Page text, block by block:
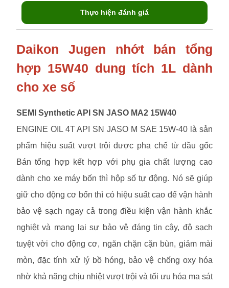
Thực hiện đánh giá
Daikon Jugen nhớt bán tổng
hợp 15W40 dung tích 1L dành
cho xe số
SEMI Synthetic API SN JASO MA2 15W40
ENGINE OIL 4T API SN JASO M SAE 15W-40 là sản
phẩm hiệu suất vượt trội được pha chế từ dầu gốc
Bán tổng hợp kết hợp với phụ gia chất lượng cao
dành cho xe máy bốn thì hộp số tự động. Nó sẽ giúp
giữ cho động cơ bốn thì có hiệu suất cao để vận hành
bảo vệ sạch ngay cả trong điều kiện vận hành khắc
nghiệt và mang lại sự bảo vệ đáng tin cậy, độ sạch
tuyệt vời cho động cơ, ngăn chặn cặn bùn, giảm mài
mòn, đặc tính xử lý bồ hóng, bảo vệ chống oxy hóa
nhờ khả năng chịu nhiệt vượt trội và tối ưu hóa ma sát